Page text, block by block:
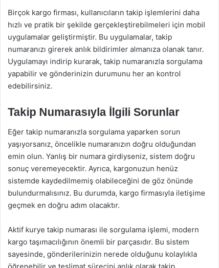
Birçok kargo firması, kullanıcıların takip işlemlerini daha
hızlı ve pratik bir şekilde gerçekleştirebilmeleri için mobil
uygulamalar geliştirmiştir. Bu uygulamalar, takip
numaranızı girerek anlık bildirimler almanıza olanak tanır.
Uygulamayı indirip kurarak, takip numaranızla sorgulama
yapabilir ve gönderinizin durumunu her an kontrol
edebilirsiniz.
Takip Numarasıyla İlgili Sorunlar
Eğer takip numaranızla sorgulama yaparken sorun
yaşıyorsanız, öncelikle numaranızın doğru olduğundan
emin olun. Yanlış bir numara girdiyseniz, sistem doğru
sonuç veremeyecektir. Ayrıca, kargonuzun henüz
sistemde kaydedilmemiş olabileceğini de göz önünde
bulundurmalısınız. Bu durumda, kargo firmasıyla iletişime
geçmek en doğru adım olacaktır.
Aktif kurye takip numarası ile sorgulama işlemi, modern
kargo taşımacılığının önemli bir parçasıdır. Bu sistem
sayesinde, gönderilerinizin nerede olduğunu kolaylıkla
öğrenebilir ve teslimat sürecini anlık olarak takip